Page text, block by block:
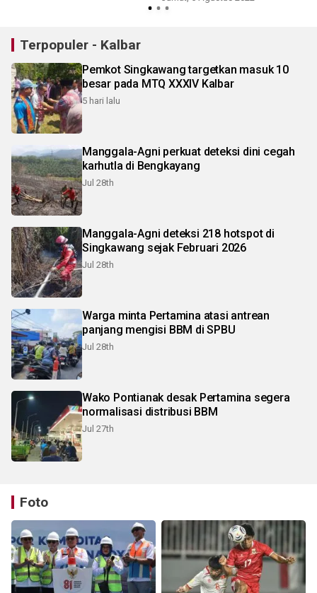
Terpopuler - Kalbar
Pemkot Singkawang targetkan masuk 10
besar pada MTQ XXXIV Kalbar
5 hari lalu
Manggala-Agni perkuat deteksi dini cegah
karhutla di Bengkayang
Jul 28th
Manggala-Agni deteksi 218 hotspot di
Singkawang sejak Februari 2026
Jul 28th
Warga minta Pertamina atasi antrean
panjang mengisi BBM di SPBU
Jul 28th
Wako Pontianak desak Pertamina segera
normalisasi distribusi BBM
Jul 27th
Foto